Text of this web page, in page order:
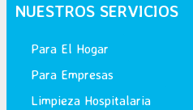
NUESTROS SERVICIOS
Para El Hogar
Para Empresas
Limpieza Hospitalaria